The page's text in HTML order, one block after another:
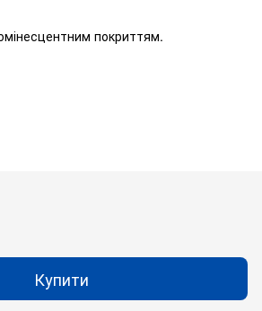
покриттям.
Купити